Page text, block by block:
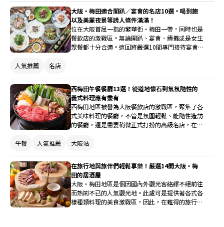
大阪・梅田適合開趴／宴會的名店10選。喝到飽
以及美麗夜景等誘人條件滿滿！
位在大阪首屈一指的繁華街・梅田一帶，同時也是
餐飲店的激戰區。無論開趴、宴會、續攤或是女生
聚餐都十分合適。這回將嚴選10間專門接待宴會
人氣推薦 名店
西梅田午餐餐廳13選！從道地懷石到氣氛隨性的
義式料理應有盡有
西梅田地區被譽為大阪餐飲店的激戰區，聚集了各
式美味料理的餐廳，不管是氛圍輕鬆、能隨性造訪
的餐廳，還是需要稍微正式打扮的高級名店，在這
供應午餐？」；而高級餐廳到了晚餐時段總令人卻
13家西梅田地區的午餐餐廳吧。
午餐 人氣推薦 大阪站
在旅行地與旅伴們輕鬆享樂！嚴選14間大阪・梅
田的居酒屋
大阪・梅田地區是個因國內外觀光客絡繹不絕前往
而熱鬧不已的人氣觀光地。此處可是提供著各式各
樣種類料理的美食激戰區，因此，在難得的旅行途